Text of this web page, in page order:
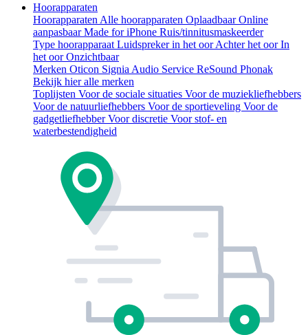
Hoorapparaten
Hoorapparaten Alle hoorapparaten OplaadbaarOnline
aanpasbaarMade for iPhone Ruis/tinnitusmaskeerder
Type hoorapparaat Luidspreker in het oorAchter het oorIn
het oorOnzichtbaar
Merken Oticon Signia Audio Service ReSound Phonak
Bekijk hier alle merken
Toplijsten Voor de sociale situaties Voor de muziekliefhebbers
Voor de natuurliefhebbers Voor de sportieveling Voor de
gadgetliefhebberVoor discretie Voor stof- en
waterbestendigheid